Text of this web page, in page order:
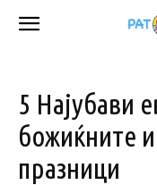
5 Најубави
божиќните
празници